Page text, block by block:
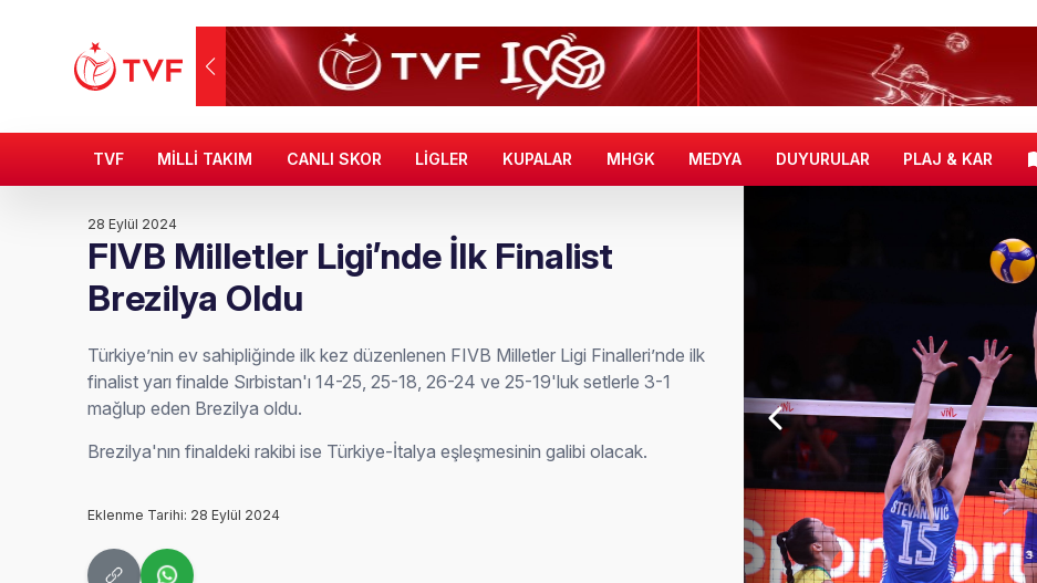
TVF MİLLİ TAKIM CANLI SKOR LİGLER KUPALAR MHGK MEDYA DUYURULAR PLAJ & KAR
28 Eylül 2024
FIVB Milletler Ligi’nde İlk Finalist
Brezilya Oldu
Türkiye’nin ev sahipliğinde ilk kez düzenlenen FIVB Milletler Ligi Finalleri’nde ilk
finalist yarı finalde Sırbistan'ı 14-25, 25-18, 26-24 ve 25-19'luk setlerle 3-1
mağlup eden Brezilya oldu.
Brezilya'nın finaldeki rakibi ise Türkiye-İtalya eşleşmesinin galibi olacak.
Eklenme Tarihi: 28 Eylül 2024